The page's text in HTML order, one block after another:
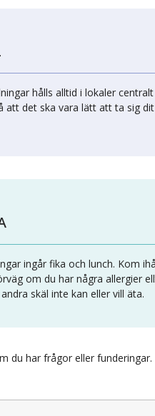
hålls alltid i lokaler
att det ska vara lätt att ta sig
ingår fika och lunch. Kom
om du har några allergier
skäl inte kan eller vill äta.
du har frågor eller funderingar.